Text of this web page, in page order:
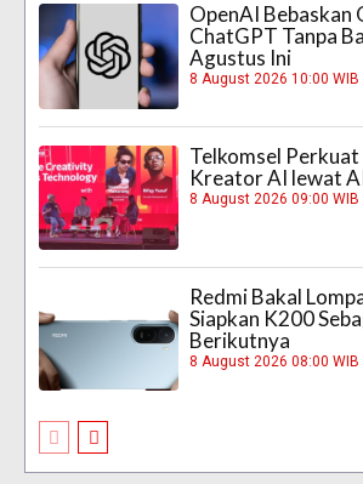
OpenAI Bebaskan
ChatGPT Tanpa
Agustus Ini
8 August 2026 10:00 WIB
Telkomsel
Kreator AI lewat
8 August 2026 09:00 WIB
Redmi Bakal
Siapkan K200
Berikutnya
8 August 2026 08:00 WIB